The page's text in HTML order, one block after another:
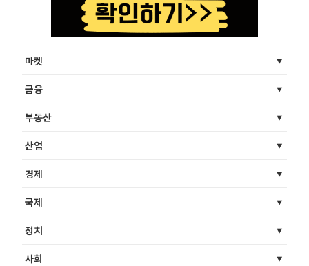
마켓
금융
부동산
산업
경제
국제
정치
사회